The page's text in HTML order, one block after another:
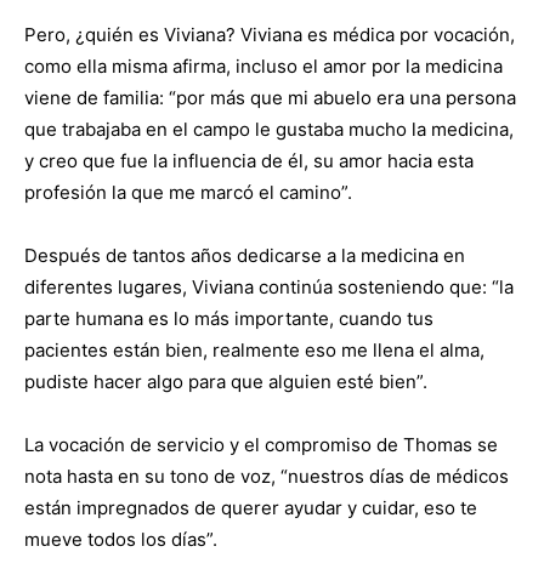
Pero, ¿quién es Viviana? Viviana es médica por vocación,
como ella misma afirma, incluso el amor por la medicina
viene de familia: “por más que mi abuelo era una persona
que trabajaba en el campo le gustaba mucho la medicina,
y creo que fue la influencia de él, su amor hacia esta
profesión la que me marcó el camino”.
Después de tantos años dedicarse a la medicina en
diferentes lugares, Viviana continúa sosteniendo que: “la
parte humana es lo más importante, cuando tus
pacientes están bien, realmente eso me llena el alma,
pudiste hacer algo para que alguien esté bien”.
La vocación de servicio y el compromiso de Thomas se
nota hasta en su tono de voz, “nuestros días de médicos
están impregnados de querer ayudar y cuidar, eso te
mueve todos los días”.